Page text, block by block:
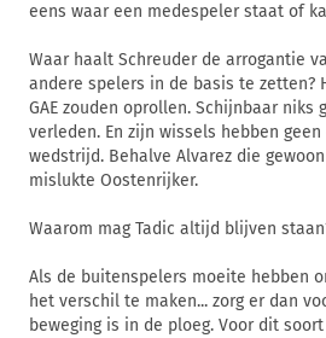
eens waar een medespeler staat of
Waar haalt Schreuder de arrogantie
andere spelers in de basis te zetten?
GAE zouden oprollen. Schijnbaar niks
verleden. En zijn wissels hebben
wedstrijd. Behalve Alvarez die
mislukte Oostenrijker.
Waarom mag Tadic altijd blijven
Als de buitenspelers moeite hebben
het verschil te maken... zorg er dan
beweging is in de ploeg. Voor dit